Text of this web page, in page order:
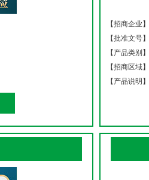
【招商企业】
【批准文号】
【产品类别】
【招商区域】
【产品说明】